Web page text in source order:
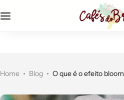
até
Home Blog O que é o efeito